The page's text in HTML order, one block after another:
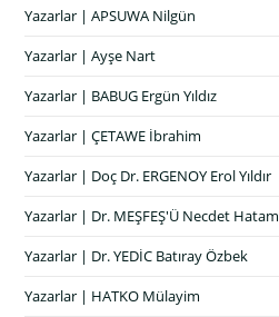
Yazarlar | APSUWA Nilgün
Yazarlar | Ayşe Nart
Yazarlar | BABUG Ergün Yıldız
Yazarlar | ÇETAWE İbrahim
Yazarlar | Doç Dr. ERGENOY Erol Yıldır
Yazarlar | Dr. MEŞFEŞ'Ü Necdet Hatam
Yazarlar | Dr. YEDİC Batıray Özbek
Yazarlar | HATKO Mülayim